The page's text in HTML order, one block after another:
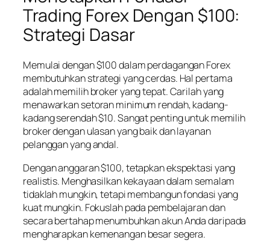
Trading Forex Dengan $100:
Strategi Dasar
Memulai dengan $100 dalam perdagangan Forex
membutuhkan strategi yang cerdas. Hal pertama
adalah memilih broker yang tepat. Carilah yang
menawarkan setoran minimum rendah, kadang-
kadang serendah $10. Sangat penting untuk memilih
broker dengan ulasan yang baik dan layanan
pelanggan yang andal.
Dengan anggaran $100, tetapkan ekspektasi yang
realistis. Menghasilkan kekayaan dalam semalam
tidaklah mungkin, tetapi membangun fondasi yang
kuat mungkin. Fokuslah pada pembelajaran dan
secara bertahap menumbuhkan akun Anda daripada
mengharapkan kemenangan besar segera.